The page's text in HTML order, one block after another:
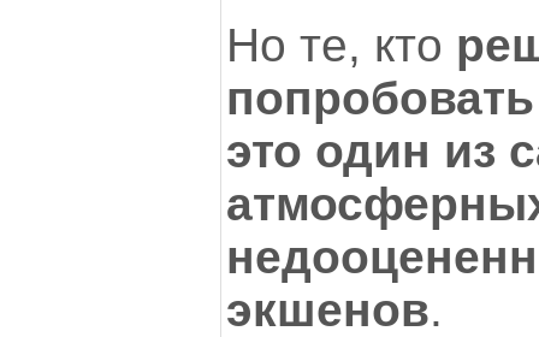
Но те, кто
это один из
экшенов.